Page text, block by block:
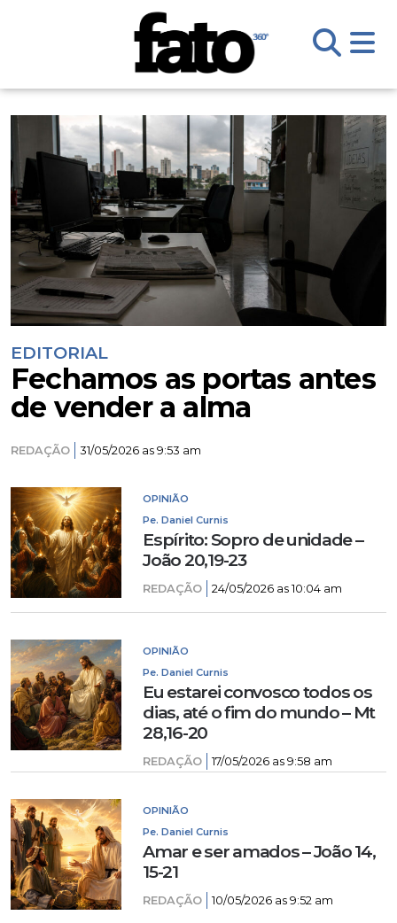
EDITORIAL
Fechamos as portas antes
de vender a alma
REDAÇÃO 31/05/2026 as 9:53 am
OPINIÃO
Pe. Daniel Curnis
Espírito: Sopro de unidade –
João 20,19-23
REDAÇÃO 24/05/2026 as 10:04 am
OPINIÃO
Pe. Daniel Curnis
Eu estarei convosco todos os
dias, até o fim do mundo – Mt
28,16-20
REDAÇÃO 17/05/2026 as 9:58 am
OPINIÃO
Pe. Daniel Curnis
Amar e ser amados – João 14,
15-21
REDAÇÃO 10/05/2026 as 9:52 am